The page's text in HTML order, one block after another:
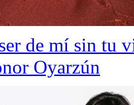
de mí sin tu
Oyarzún